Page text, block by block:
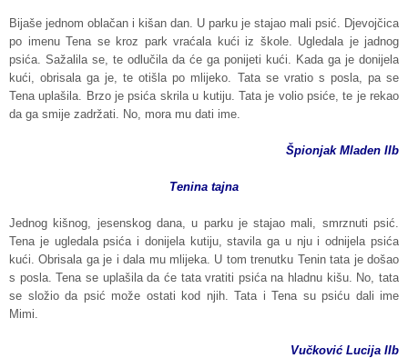
Bijaše jednom oblačan i kišan dan. U parku je stajao mali psić. Djevojčica
po imenu Tena se kroz park vraćala kući iz škole. Ugledala je jadnog
psića. Sažalila se, te odlučila da će ga ponijeti kući. Kada ga je donijela
kući, obrisala ga je, te otišla po mlijeko. Tata se vratio s posla, pa se
Tena uplašila. Brzo je psića skrila u kutiju. Tata je volio psiće, te je rekao
da ga smije zadržati. No, mora mu dati ime.
Špionjak Mladen IIb
Tenina tajna
Jednog kišnog, jesenskog dana, u parku je stajao mali, smrznuti psić.
Tena je ugledala psića i donijela kutiju, stavila ga u nju i odnijela psića
kući. Obrisala ga je i dala mu mlijeka. U tom trenutku Tenin tata je došao
s posla. Tena se uplašila da će tata vratiti psića na hladnu kišu. No, tata
se složio da psić može ostati kod njih. Tata i Tena su psiću dali ime
Mimi.
Vučković Lucija IIb